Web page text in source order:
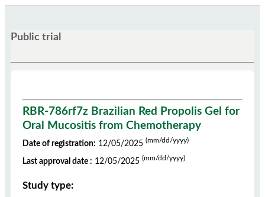
Public trial
RBR-786rf7z Brazilian Red Propolis Gel for
Oral Mucositis from Chemotherapy
Date of registration: 12/05/2025 (mm/dd/yyyy)
Last approval date : 12/05/2025 (mm/dd/yyyy)
Study type: